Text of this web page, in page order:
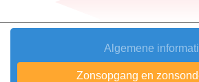
Algemene
Zonsopgang en